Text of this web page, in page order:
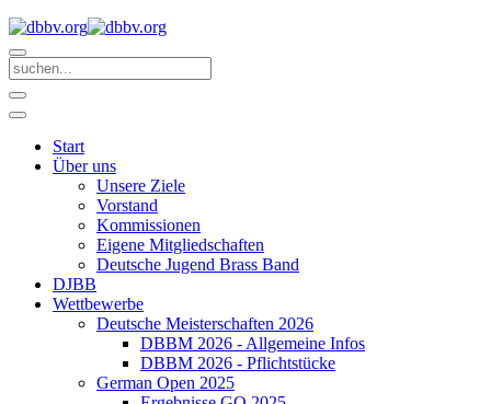
Start
Über uns
Unsere Ziele
Vorstand
Kommissionen
Eigene Mitgliedschaften
Deutsche Jugend Brass Band
DJBB
Wettbewerbe
Deutsche Meisterschaften 2026
DBBM 2026 - Allgemeine Infos
DBBM 2026 - Pflichtstücke
German Open 2025